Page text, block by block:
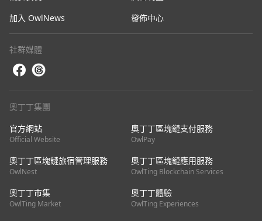
加入 OwlNews
發佈中心
社群媒體
奧丁丁集團
官方網站
Official Website
奧丁丁區塊鏈支付服務
OwlPay
奧丁丁區塊鏈旅宿管理服務
OwlNest
奧丁丁區塊鏈應用服務
OwlTing Blockchain Services
奧丁丁市集
OwlTing Market
奧丁丁體驗
OwlTing Experiences